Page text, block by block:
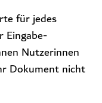
für jedes
Nutzerinnen
Dokument nicht